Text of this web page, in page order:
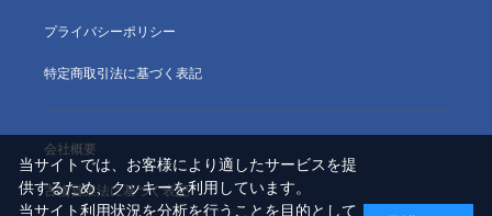
プライバシーポリシー
特定商取引法に基づく表記
会社概要
古物営業法に基づく表記
当サイトでは、お客様により適したサービスを提
供するため、クッキーを利用しています。
当サイト利用状況を分析を行うことを目的として